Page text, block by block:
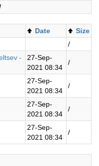
Date
Size
/
-
27-Sep-
2021 08:34
/
27-Sep-
2021 08:34
/
27-Sep-
2021 08:34
/
27-Sep-
2021 08:34
/